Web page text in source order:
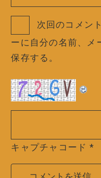
次回のコメン
ーに自分の名前、メ
保存する。
キャプチャコード *